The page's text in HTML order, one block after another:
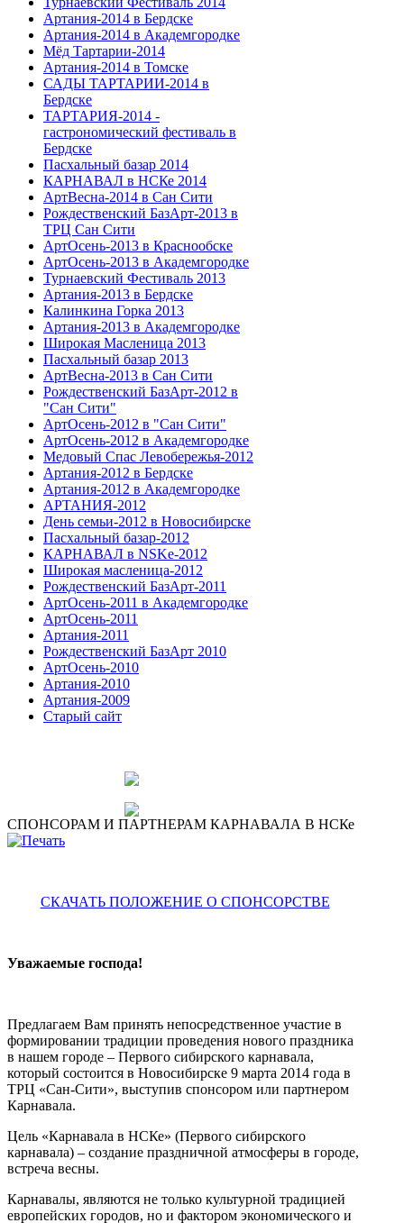
Артания-2014 в Бердске
Артания-2014 в Академгородке
Мёд Тартарии-2014
Артания-2014 в Томске
САДЫ ТАРТАРИИ-2014 в
Бердске
ТАРТАРИЯ-2014 -
гастрономический фестиваль в
Бердске
Пасхальный базар 2014
КАРНАВАЛ в НСКе 2014
АртВесна-2014 в Сан Сити
Рождественский БазАрт-2013 в
ТРЦ Сан Сити
АртОсень-2013 в Краснообске
АртОсень-2013 в Академгородке
Турнаевский Фестиваль 2013
Артания-2013 в Бердске
Калинкина Горка 2013
Артания-2013 в Академгородке
Широкая Масленица 2013
Пасхальный базар 2013
АртВесна-2013 в Сан Сити
Рождественский БазАрт-2012 в
"Сан Сити"
АртОсень-2012 в "Сан Сити"
АртОсень-2012 в Академгородке
Медовый Спас Левобережья-2012
Артания-2012 в Бердске
Артания-2012 в Академгородке
АРТАНИЯ-2012
День семьи-2012 в Новосибирске
Пасхальный базар-2012
КАРНАВАЛ в NSKe-2012
Широкая масленица-2012
Рождественский БазАрт-2011
АртОсень-2011 в Академгородке
АртОсень-2011
Артания-2011
Рождественский БазАрт 2010
АртОсень-2010
Артания-2010
Артания-2009
Старый сайт
СПОНСОРАМ И ПАРТНЕРАМ КАРНАВАЛА В НСКе
СКАЧАТЬ ПОЛОЖЕНИЕ О СПОНСОРСТВЕ
Уважаемые господа!
Предлагаем Вам принять непосредственное участие в
формировании традиции проведения нового праздника
в нашем городе – Первого сибирского карнавала,
который состоится в Новосибирске 9 марта 2014 года в
ТРЦ «Сан-Сити», выступив спонсором или партнером
Карнавала.
Цель «Карнавала в НСКе» (Первого сибирского
карнавала) – создание праздничной атмосферы в городе,
встреча весны.
Карнавалы, являются не только культурной традицией
европейских городов, но и фактором экономического и